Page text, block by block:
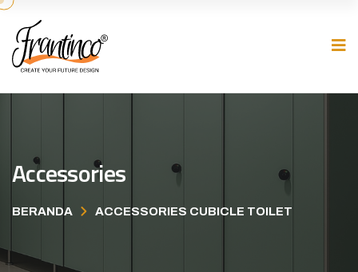
Accessories
BERANDA ACCESSORIES CUBICLE TOILET